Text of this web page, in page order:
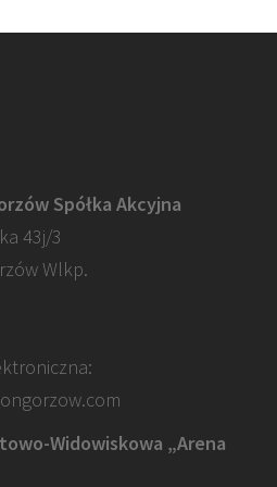
Spółka Akcyjna
43j/3
Wlkp.
Widowiskowa „Arena